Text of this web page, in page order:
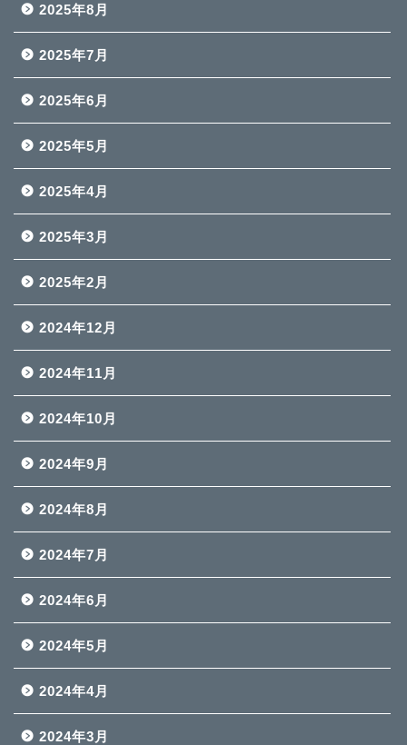
2025年8月
2025年7月
2025年6月
2025年5月
2025年4月
2025年3月
2025年2月
2024年12月
2024年11月
2024年10月
2024年9月
2024年8月
2024年7月
2024年6月
2024年5月
2024年4月
2024年3月